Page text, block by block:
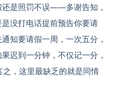
是照罚不误——多谢告知，
没打电话提前预告你要请
知要请假一周，一次五分，
迟到一分钟，不仅记一分，
，这里最缺乏的就是同情